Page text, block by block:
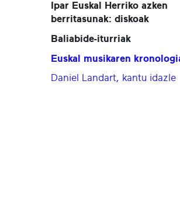
Ipar Euskal Herriko azken
berritasunak: diskoak
Baliabide-iturriak
Euskal musikaren
Daniel Landart, kantu idazle